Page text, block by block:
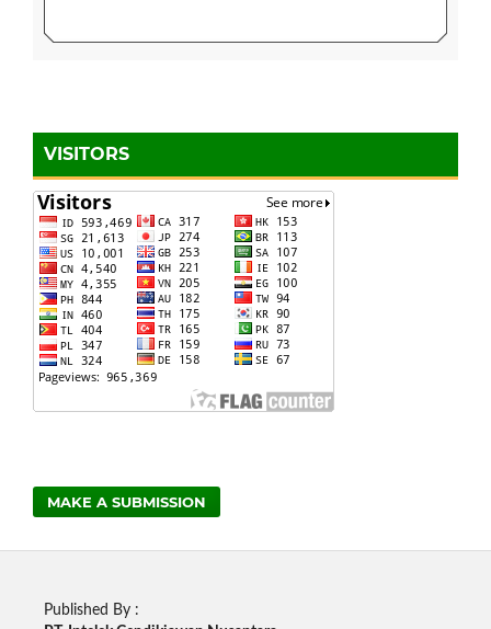
VISITORS
MAKE A SUBMISSION
Published By :